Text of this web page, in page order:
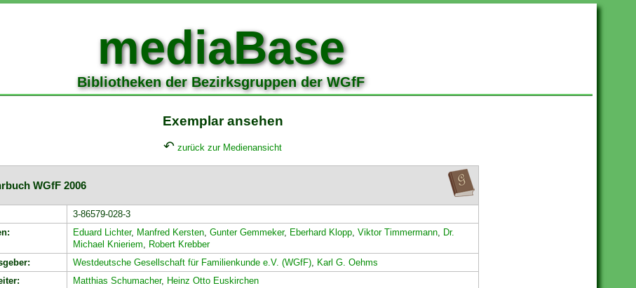
mediaBase
Bibliotheken der Bezirksgruppen der WGfF
Exemplar ansehen
↶ zurück zur Medienansicht
WGfF 2006
3-86579-028-3
Eduard Lichter, Manfred Kersten,Gunter Gemmeker, Eberhard Klopp,Viktor Timmermann, Dr.
Michael Knieriem, Robert Krebber
Westdeutsche Gesellschaft für Familienkunde e.V. (WGfF), Karl G. Oehms
Matthias Schumacher, Heinz Otto Euskirchen